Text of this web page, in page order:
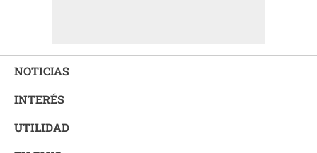
NOTICIAS
INTERÉS
UTILIDAD